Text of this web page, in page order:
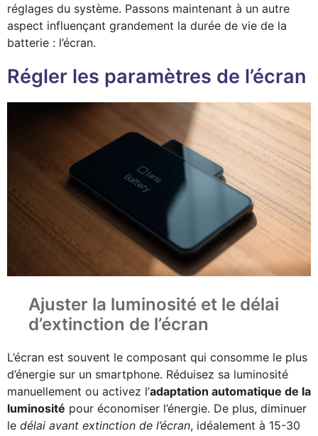
réglages du système. Passons maintenant à un autre
aspect influençant grandement la durée de vie de la
batterie : l’écran.
Régler les paramètres de l’écran
Ajuster la luminosité et le délai
d’extinction de l’écran
L’écran est souvent le composant qui consomme le plus
d’énergie sur un smartphone. Réduisez sa luminosité
manuellement ou activez l’adaptation automatique de la
luminosité pour économiser l’énergie. De plus, diminuer
le délai avant extinction de l’écran, idéalement à 15-30